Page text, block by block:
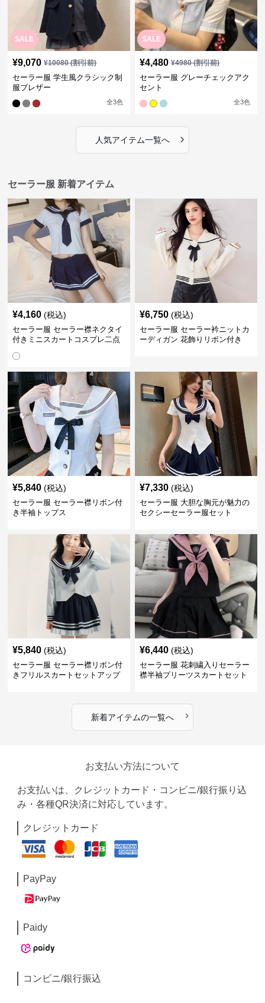
SALE
¥9,070 ¥10080(割引前)
セーラー服 学生風クラシック制
服ブレザー
全3色
SALE
¥4,480 ¥4980(割引前)
セーラー服 グレーチェックアク
セント
全3色
人気アイテム一覧へ ›
セーラー服 新着アイテム
¥4,160 (税込)
セーラー服 セーラー襟ネクタイ
付きミニスカートコスプレ二点
¥6,750 (税込)
セーラー服 セーラー衿ニットカ
ーディガン 花飾りリボン付き
¥5,840 (税込)
セーラー服 セーラー襟リボン付
き半袖トップス
¥7,330 (税込)
セーラー服 大胆な胸元が魅力の
セクシーセーラー服セット
¥5,840 (税込)
セーラー服 セーラー襟リボン付
きフリルスカートセットアップ
¥6,440 (税込)
セーラー服 花刺繍入りセーラー
襟半袖プリーツスカートセット
新着アイテムの一覧へ ›
お支払い方法について
お支払いは、クレジットカード・コンビニ/銀行振り込
み・各種QR決済に対応しています。
クレジットカード
PayPay
Paidy
コンビニ/銀行振込